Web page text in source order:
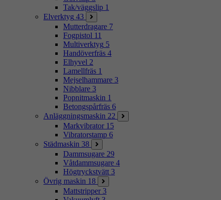
Tak/väggslip 1
Elverktyg 43
Mutterdragare 7
Fogpistol 11
Multiverktyg 5
Handöverfräs 4
Elhyvel 2
Lamellfräs 1
Mejselhammare 3
Nibblare 3
Popnitmaskin 1
Betongspårfräs 6
Anläggningsmaskin 22
Markvibrator 15
Vibratorstamp 6
Städmaskin 38
Dammsugare 29
Våtdammsugare 4
Högtryckstvätt 3
Övrig maskin 18
Mattstripper 3